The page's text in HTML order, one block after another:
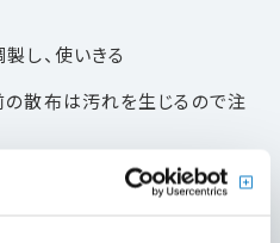
し、使いきる
散布は汚れを生じるので注
剤との混用はさける。